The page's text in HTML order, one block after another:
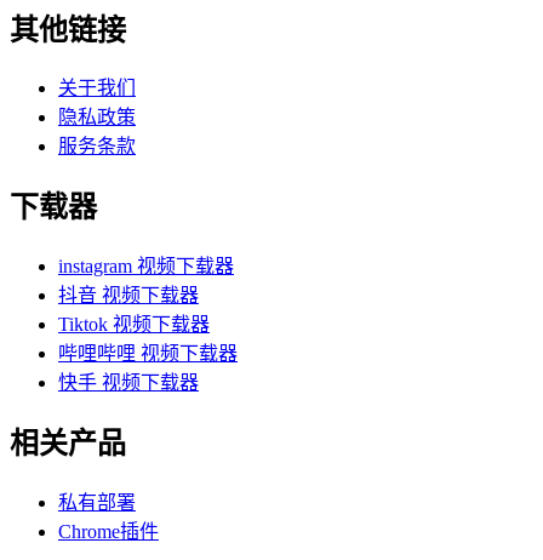
其他链接
关于我们
隐私政策
服务条款
下载器
instagram 视频下载器
抖音 视频下载器
Tiktok 视频下载器
哔哩哔哩 视频下载器
快手 视频下载器
相关产品
私有部署
Chrome插件